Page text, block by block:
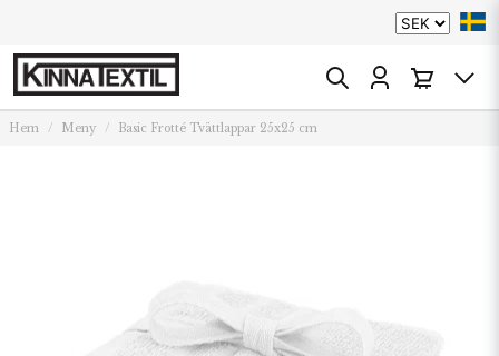
Hem Meny Basic Frotté Tvättlappar 25x25 cm